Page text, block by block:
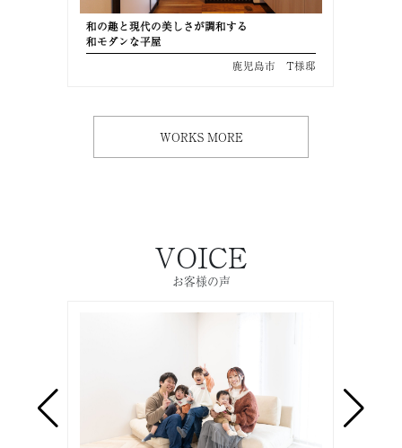
和の趣と現代の美しさが調和する
和モダンな平屋
鹿児島市 T様邸
WORKS MORE
VOICE
お客様の声